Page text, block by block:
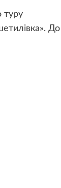
туру
До